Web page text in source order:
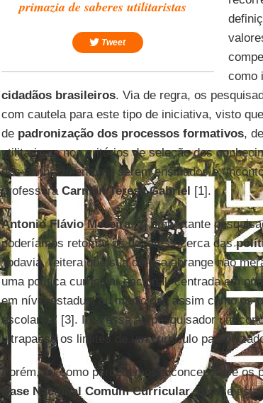
primazia de saberes utilitaristas
Tweet
como
cidadãos brasileiros. Via de regra, os
com cautela para este tipo de iniciativa, visto
depadronização dos processos formativos,
utilitarismo nos critérios de seleção dos
dos conhecimentos a serem ensinados é
professora Carmen Teresa Gabriel [1].
Antonio Flávio Moreira[2], importante
poderíamos retomar os debates acerca das
Todavia, reitera que sua defesa abrange não
uma política curricular nacional, centrada em
em nível estadual ou municipal, assim como os
escolares” [3]. Interessa ao pesquisador um
ultrapasse os limites de um currículo
Porém, tal como percebemos a concepção e os
Base Nacional Comum Curricular, parece